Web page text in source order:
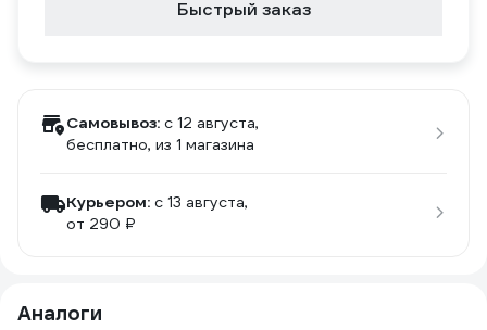
Быстрый заказ
Самовывоз: c 12 августа,
бесплатно, из 1 магазина
Курьером: c 13 августа,
от 290 ₽
Аналоги